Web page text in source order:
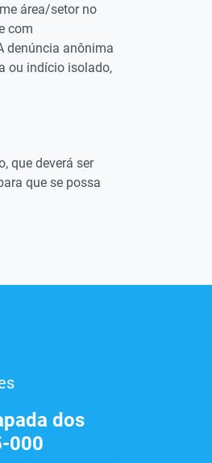
área/setor no
com
denúncia anônima
ou indício isolado,
que deverá ser
que se possa
dos
000